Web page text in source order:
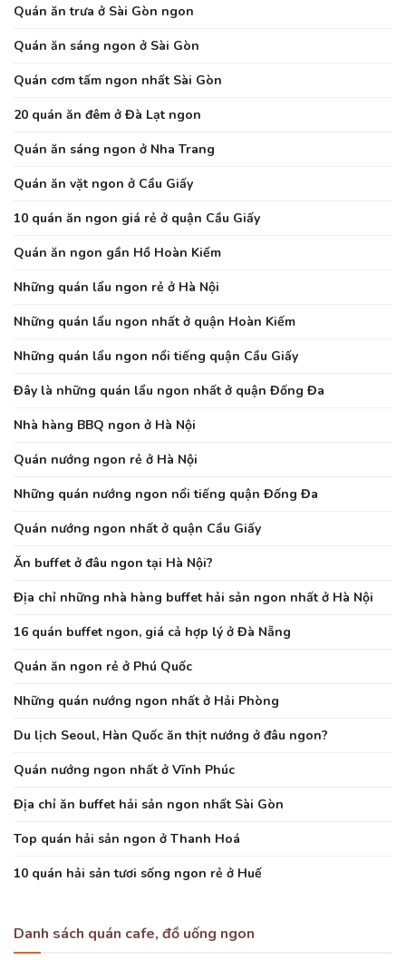
Quán ăn trưa ở Sài Gòn ngon
Quán ăn sáng ngon ở Sài Gòn
Quán cơm tấm ngon nhất Sài Gòn
20 quán ăn đêm ở Đà Lạt ngon
Quán ăn sáng ngon ở Nha Trang
Quán ăn vặt ngon ở Cầu Giấy
10 quán ăn ngon giá rẻ ở quận Cầu Giấy
Quán ăn ngon gần Hồ Hoàn Kiếm
Những quán lẩu ngon rẻ ở Hà Nội
Những quán lẩu ngon nhất ở quận Hoàn Kiếm
Những quán lẩu ngon nổi tiếng quận Cầu Giấy
Đây là những quán lẩu ngon nhất ở quận Đống Đa
Nhà hàng BBQ ngon ở Hà Nội
Quán nướng ngon rẻ ở Hà Nội
Những quán nướng ngon nổi tiếng quận Đống Đa
Quán nướng ngon nhất ở quận Cầu Giấy
Ăn buffet ở đâu ngon tại Hà Nội?
Địa chỉ những nhà hàng buffet hải sản ngon nhất ở Hà Nội
16 quán buffet ngon, giá cả hợp lý ở Đà Nẵng
Quán ăn ngon rẻ ở Phú Quốc
Những quán nướng ngon nhất ở Hải Phòng
Du lịch Seoul, Hàn Quốc ăn thịt nướng ở đâu ngon?
Quán nướng ngon nhất ở Vĩnh Phúc
Địa chỉ ăn buffet hải sản ngon nhất Sài Gòn
Top quán hải sản ngon ở Thanh Hoá
10 quán hải sản tươi sống ngon rẻ ở Huế
Danh sách quán cafe, đồ uống ngon